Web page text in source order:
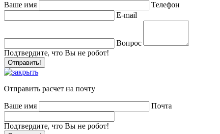
Ваше имя
Телефон
E-mail
Вопрос
Подтвердите, что Вы не робот!
Отправить расчет на почту
Ваше имя Почта
Подтвердите, что Вы не робот!